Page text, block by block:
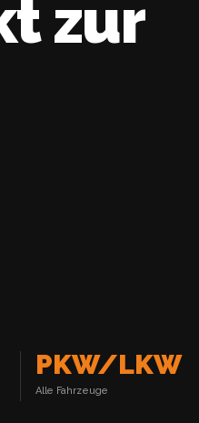
zur
PKW/LKW
Alle Fahrzeuge